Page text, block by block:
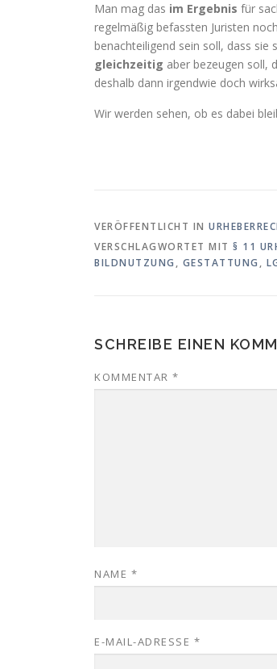
Man mag das im Ergebnis für
regelmäßig befassten Juristen
benachteiligend sein soll, dass
gleichzeitig aber bezeugen soll,
deshalb dann irgendwie doch
Wir werden sehen, ob es dabei
VERÖFFENTLICHT IN
VERSCHLAGWORTET MIT § 11
BILDNUTZUNG , GESTATTUNG ,
SCHREIBE EINEN
KOMMENTAR *
NAME *
E-MAIL-ADRESSE *